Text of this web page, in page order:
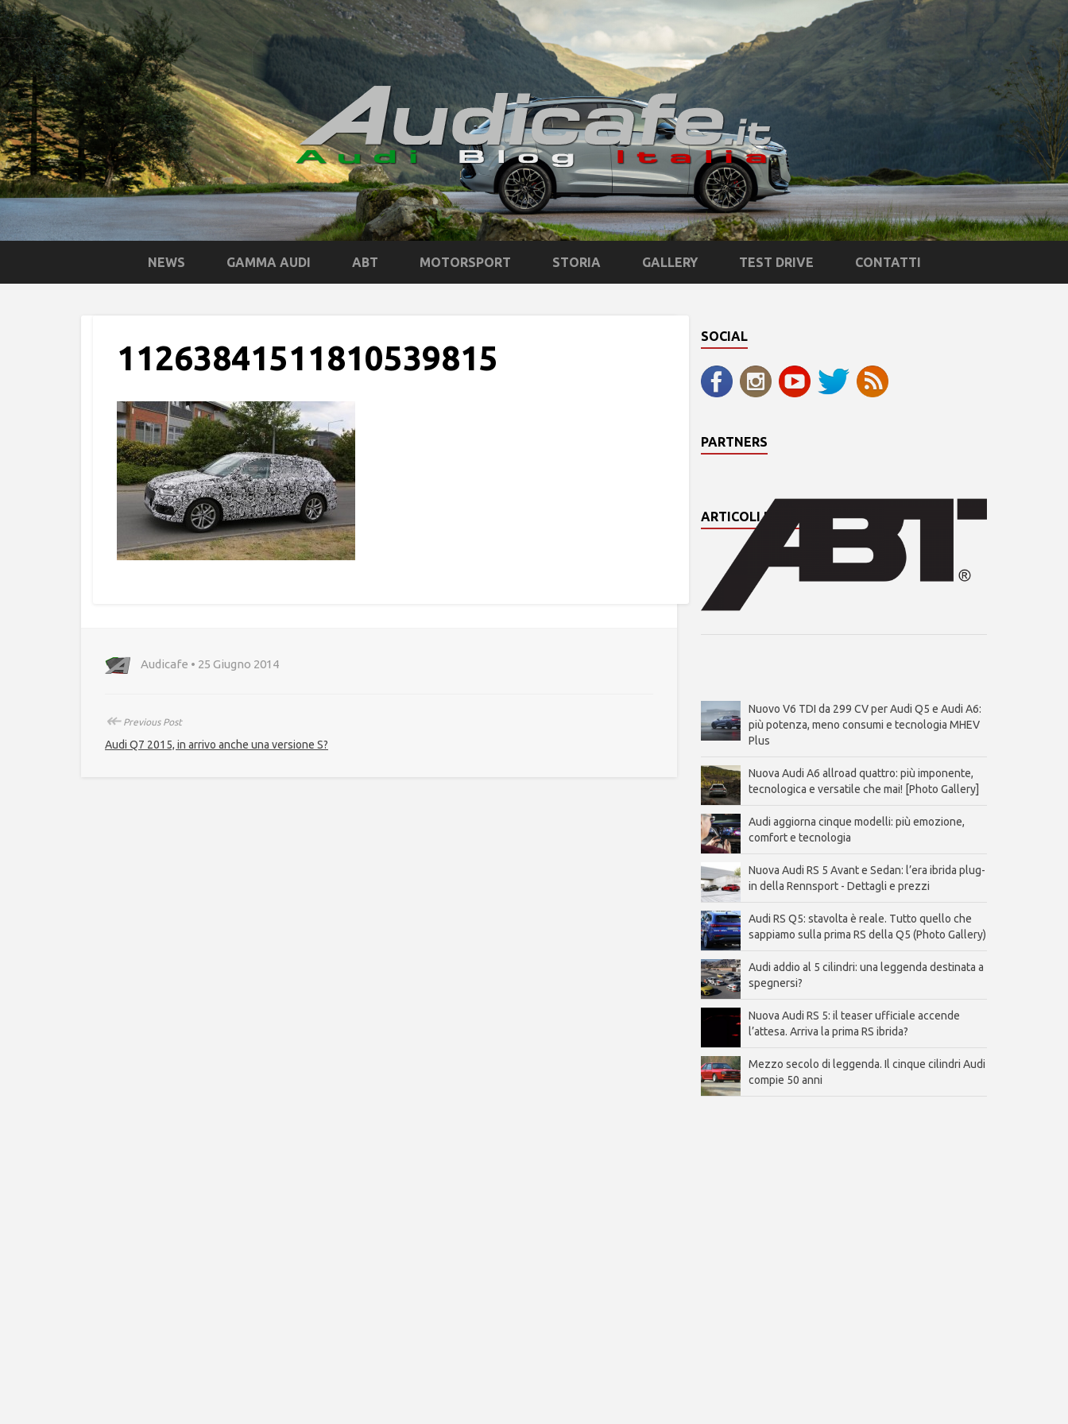
NEWS GAMMA AUDI ABT MOTORSPORT STORIA GALLERY TEST DRIVE CONTATTI
11263841511810539815
Audicafe • 25 Giugno 2014
↞Previous Post
Audi Q7 2015, in arrivo anche una versione S?
SOCIAL
PARTNERS
ARTICOLI PIÙ LETTI
Nuovo V6 TDI da 299 CV per Audi Q5 e Audi A6:
più potenza, meno consumi e tecnologia MHEV
Plus
Nuova Audi A6 allroad quattro: più imponente,
tecnologica e versatile che mai! [Photo Gallery]
Audi aggiorna cinque modelli: più emozione,
comfort e tecnologia
Nuova Audi RS 5 Avant e Sedan: l’era ibrida plug-
in della Rennsport - Dettagli e prezzi
Audi RS Q5: stavolta è reale. Tutto quello che
sappiamo sulla prima RS della Q5 (Photo Gallery)
Audi addio al 5 cilindri: una leggenda destinata a
spegnersi?
Nuova Audi RS 5: il teaser ufficiale accende
l’attesa. Arriva la prima RS ibrida?
Mezzo secolo di leggenda. Il cinque cilindri Audi
compie 50 anni